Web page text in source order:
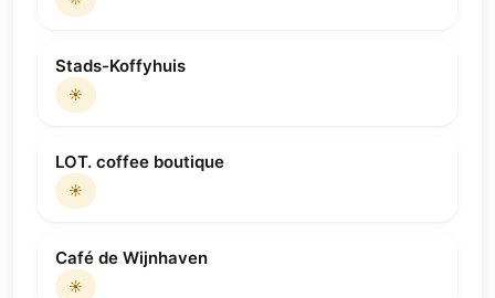
Stads-Koffyhuis
☀️
LOT. coffee boutique
☀️
Café de Wijnhaven
☀️